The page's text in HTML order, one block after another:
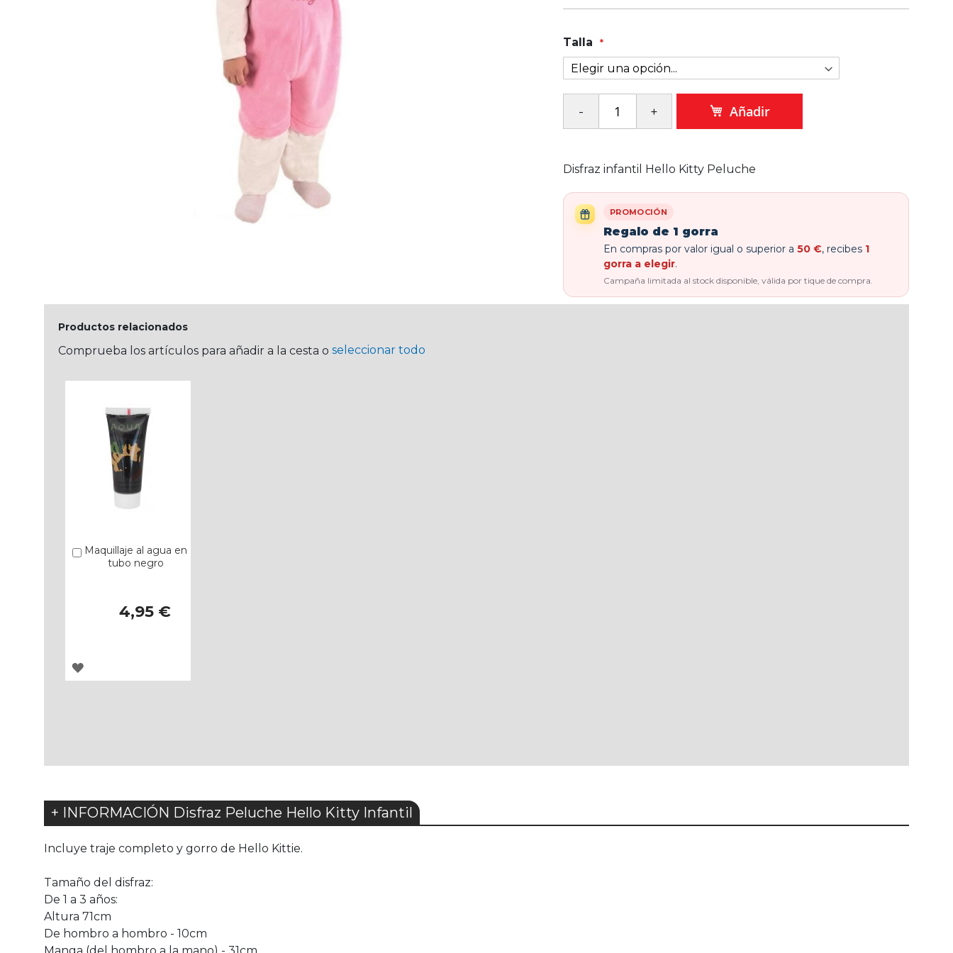
Talla
Añadir
Disfraz infantil Hello Kitty Peluche
PROMOCIÓN
Regalo de 1 gorra
En compras por valor igual o superior a 50 €, recibes 1
gorra a elegir.
Campaña limitada al stock disponible, válida por tique de compra.
Productos relacionados
Comprueba los artículos para añadir a la cesta o seleccionar todo
Maquillaje al agua en
tubo negro
4,95 €
Añadir
AGREGAR
+ INFORMACIÓN Disfraz Peluche Hello Kitty Infantil
Incluye traje completo y gorro de Hello Kittie.
Tamaño del disfraz:
De 1 a 3 años:
Altura 71cm
De hombro a hombro - 10cm